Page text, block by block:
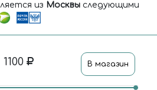
из Москвы следующими
1100 В магазин